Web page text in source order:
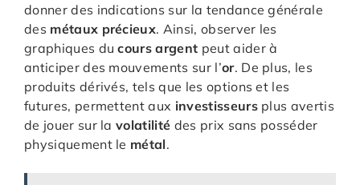
donner des indications sur la tendance générale
des métaux précieux. Ainsi, observer les
graphiques ducours argent peut aider à
anticiper des mouvements sur l’or. De plus, les
produits dérivés, tels que les options et les
futures, permettent aux investisseursplus avertis
de jouer sur lavolatilité des prix sans posséder
physiquement le métal.